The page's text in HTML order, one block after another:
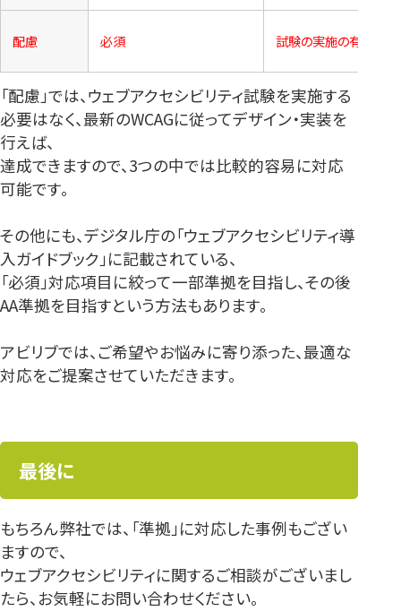
配慮 必須 試験の実施の有無、結
「配慮」では、ウェブアクセシビリティ試験を実施する
必要はなく、最新のWCAGに従ってデザイン・実装を
行えば、
達成できますので、3つの中では比較的容易に対応
可能です。
その他にも、デジタル庁の「ウェブアクセシビリティ導
入ガイドブック」に記載されている、
「必須」対応項目に絞って一部準拠を目指し、その後
AA準拠を目指すという方法もあります。
アビリブでは、ご希望やお悩みに寄り添った、最適な
対応をご提案させていただきます。
最後に
もちろん弊社では、「準拠」に対応した事例もござい
ますので、
ウェブアクセシビリティに関するご相談がございまし
たら、お気軽にお問い合わせください。